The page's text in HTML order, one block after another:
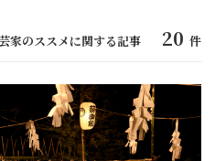
家のススメに関する記事 20 件